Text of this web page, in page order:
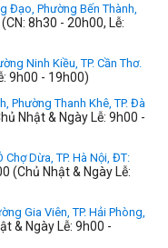
Đạo, Phường Bến Thành,
8h30 - 20h00, Lễ:
Ninh Kiều, TP. Cần Thơ.
9h00 - 19h00)
Phường Thanh Khê, TP. Đà
Nhật & Ngày Lễ: 9h00 -
Chợ Dừa, TP. Hà Nội, ĐT:
(Chủ Nhật & Ngày Lễ:
Gia Viên, TP. Hải Phòng,
& Ngày Lễ: 9h00 -